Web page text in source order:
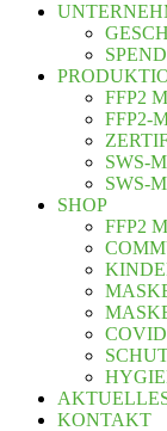
FFP2
FFP2-
SWS-
SWS-
SHOP
FFP2
KONTAKT